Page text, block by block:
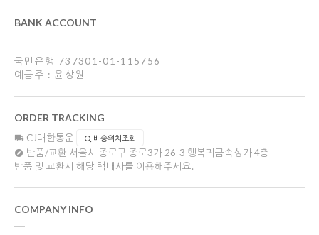
BANK ACCOUNT
국민은행 737301-01-115756
예금주 : 윤상원
ORDER TRACKING
CJ대한통운 배송위치조회
반품/교환 서울시 종로구 종로3가 26-3 행복귀금속상가 4층
반품 및 교환시 해당 택배사를 이용해주세요.
COMPANY INFO